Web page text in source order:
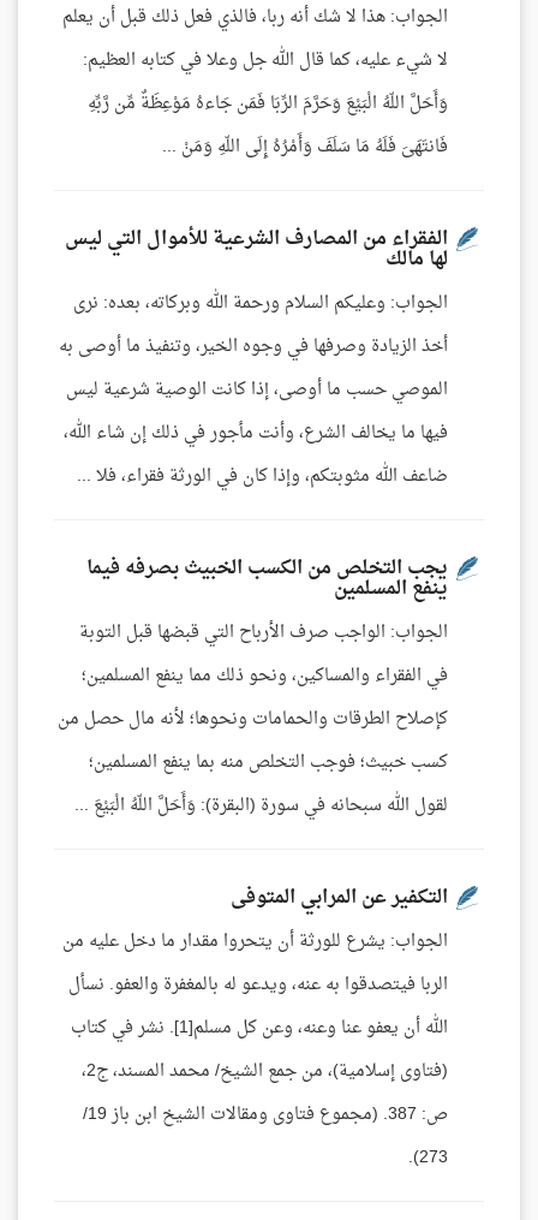
الجواب: هذا لا شك أنه ربا، فالذي فعل ذلك قبل أن يعلم
لا شيء عليه، كما قال الله جل وعلا في كتابه العظيم:
وَأَحَلَّ اللّهُ الْبَيْعَ وَحَرَّمَ الرِّبَا فَمَن جَاءهُ مَوْعِظَةٌ مِّن رَّبِّهِ
فَانتَهَىَ فَلَهُ مَا سَلَفَ وَأَمْرُهُ إِلَى اللّهِ وَمَنْ ...
الفقراء من المصارف الشرعية للأموال التي ليس
لها مالك
الجواب: وعليكم السلام ورحمة الله وبركاته، بعده: نرى
أخذ الزيادة وصرفها في وجوه الخير، وتنفيذ ما أوصى به
الموصي حسب ما أوصى، إذا كانت الوصية شرعية ليس
فيها ما يخالف الشرع، وأنت مأجور في ذلك إن شاء الله،
ضاعف الله مثوبتكم، وإذا كان في الورثة فقراء، فلا ...
يجب التخلص من الكسب الخبيث بصرفه فيما
ينفع المسلمين
الجواب: الواجب صرف الأرباح التي قبضها قبل التوبة
في الفقراء والمساكين، ونحو ذلك مما ينفع المسلمين؛
كإصلاح الطرقات والحمامات ونحوها؛ لأنه مال حصل من
كسب خبيث؛ فوجب التخلص منه بما ينفع المسلمين؛
لقول الله سبحانه في سورة (البقرة): وَأَحَلَّ اللّهُ الْبَيْعَ ...
التكفير عن المرابي المتوفى
الجواب: يشرع للورثة أن يتحروا مقدار ما دخل عليه من
الربا فيتصدقوا به عنه، ويدعو له بالمغفرة والعفو. نسأل
الله أن يعفو عنا وعنه، وعن كل مسلم[1]. نشر في كتاب
(فتاوى إسلامية)، من جمع الشيخ/ محمد المسند، ج2،
ص: 387. (مجموع فتاوى ومقالات الشيخ ابن باز 19/
273).